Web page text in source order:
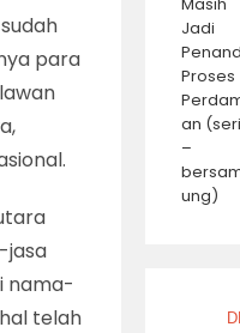
para
jasa
nama-
telah